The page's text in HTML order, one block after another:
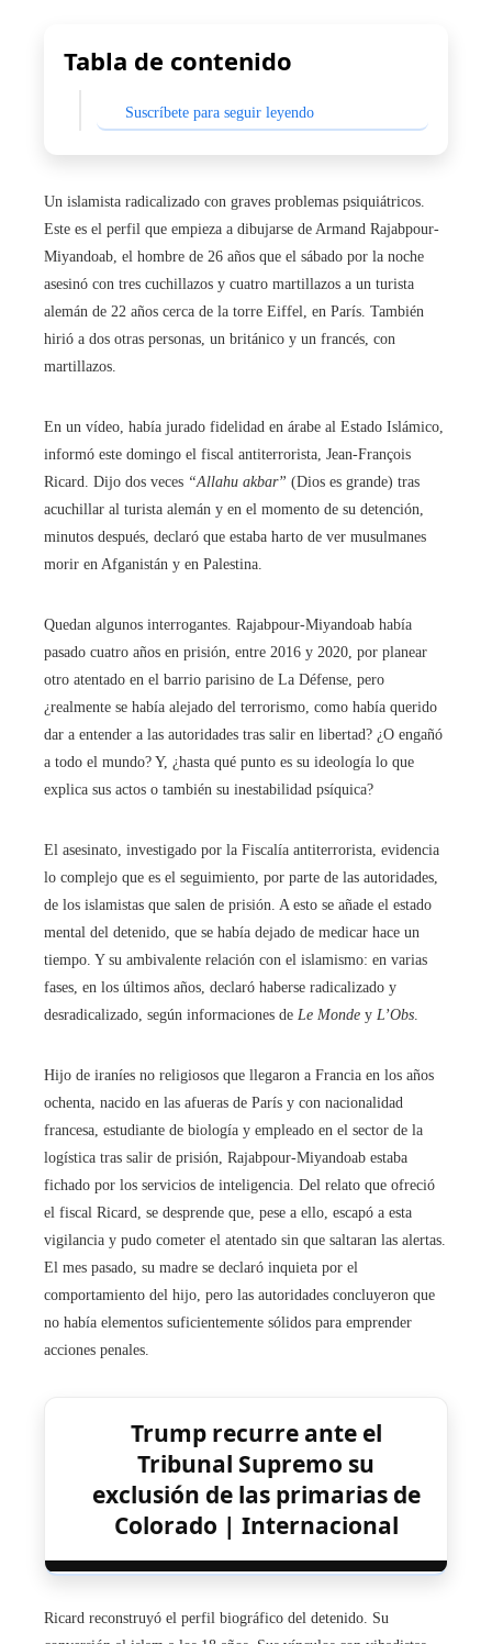
Tabla de contenido
Suscríbete para seguir leyendo
Un islamista radicalizado con graves problemas psiquiátricos.
Este es el perfil que empieza a dibujarse de Armand Rajabpour-
Miyandoab, el hombre de 26 años que el sábado por la noche
asesinó con tres cuchillazos y cuatro martillazos a un turista
alemán de 22 años cerca de la torre Eiffel, en París. También
hirió a dos otras personas, un británico y un francés, con
martillazos.
En un vídeo, había jurado fidelidad en árabe al Estado Islámico,
informó este domingo el fiscal antiterrorista, Jean-François
Ricard. Dijo dos veces “Allahu akbar” (Dios es grande) tras
acuchillar al turista alemán y en el momento de su detención,
minutos después, declaró que estaba harto de ver musulmanes
morir en Afganistán y en Palestina.
Quedan algunos interrogantes. Rajabpour-Miyandoab había
pasado cuatro años en prisión, entre 2016 y 2020, por planear
otro atentado en el barrio parisino de La Défense, pero
¿realmente se había alejado del terrorismo, como había querido
dar a entender a las autoridades tras salir en libertad? ¿O engañó
a todo el mundo? Y, ¿hasta qué punto es su ideología lo que
explica sus actos o también su inestabilidad psíquica?
El asesinato, investigado por la Fiscalía antiterrorista, evidencia
lo complejo que es el seguimiento, por parte de las autoridades,
de los islamistas que salen de prisión. A esto se añade el estado
mental del detenido, que se había dejado de medicar hace un
tiempo. Y su ambivalente relación con el islamismo: en varias
fases, en los últimos años, declaró haberse radicalizado y
desradicalizado, según informaciones de Le Monde y L’Obs
Hijo de iraníes no religiosos que llegaron a Francia en los años
ochenta, nacido en las afueras de París y con nacionalidad
francesa, estudiante de biología y empleado en el sector de la
logística tras salir de prisión, Rajabpour-Miyandoab estaba
fichado por los servicios de inteligencia. Del relato que ofreció
el fiscal Ricard, se desprende que, pese a ello, escapó a esta
vigilancia y pudo cometer el atentado sin que saltaran las alertas.
El mes pasado, su madre se declaró inquieta por el
comportamiento del hijo, pero las autoridades concluyeron que
no había elementos suficientemente sólidos para emprender
acciones penales.
Trump recurre ante el
Tribunal Supremo su
exclusión de las primarias de
Colorado | Internacional
Ricard reconstruyó el perfil biográfico del detenido. Su